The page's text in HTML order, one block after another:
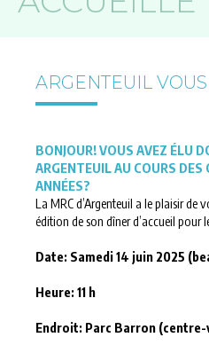
ARGENTEUIL
BONJOUR! VOUS AVEZ ÉLU
ARGENTEUIL AU COURS DES
ANNÉES?
La MRC d’Argenteuil a le plaisir de
édition de son dîner d’accueil pour
Date: Samedi 14 juin 2025
Heure: 11 h
Endroit: Parc Barron